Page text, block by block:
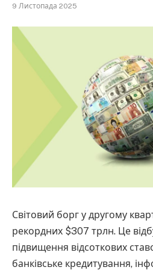
9 Листопада 2025
Світовий борг у другому
рекордних $307 трлн. Це
підвищення відсоткових
банківське кредитування,